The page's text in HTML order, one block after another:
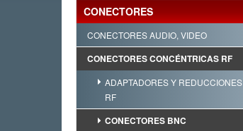
CONECTORES
CONECTORES AUDIO, VIDEO
CONECTORES CONCÉNTRICAS RF
ADAPTADORES Y REDUCCIONES
RF
CONECTORES BNC